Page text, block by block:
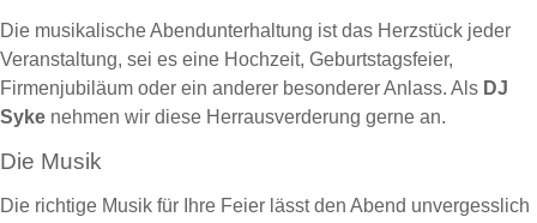
Die musikalische Abendunterhaltung ist das Herzstück jeder
Veranstaltung, sei es eine Hochzeit, Geburtstagsfeier,
Firmenjubiläum oder ein anderer besonderer Anlass. Als DJ
Syke nehmen wir diese Herrausverderung gerne an.
Die Musik
Die richtige Musik für Ihre Feier lässt den Abend unvergesslich